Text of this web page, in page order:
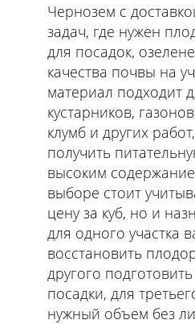
Чернозем с
задач, где нужен
для посадок,
качества почвы на
материал подходит
кустарников,
клумб и других
получить
высоким
выборе стоит
цену за куб, но и
для одного участка
восстановить
другого
посадки, для
нужный объем без